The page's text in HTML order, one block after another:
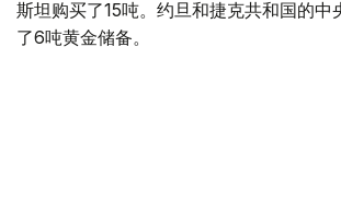
斯坦购买了15吨。约旦和捷克共和国的中
了6吨黄金储备。